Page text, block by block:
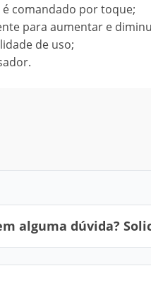
comandado por toque;
para aumentar e
de uso;
alguma dúvida?